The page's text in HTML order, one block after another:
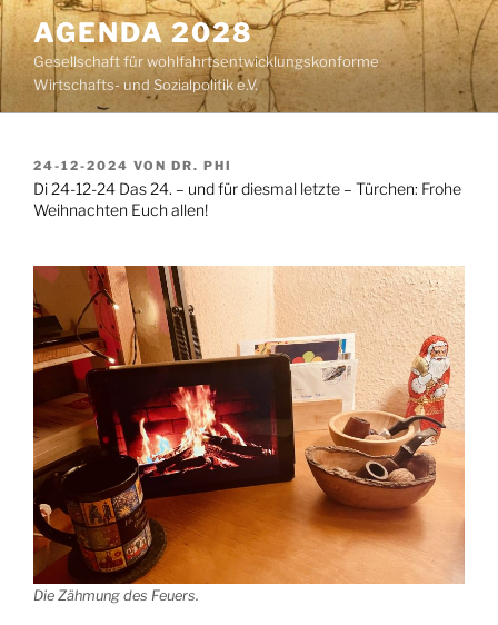
Zum
Inhalt
springen
AGENDA 2028
Gesellschaft für wohlfahrtsentwicklungskonforme
Wirtschafts- und Sozialpolitik e.V.
VERÖFFENTLICHT
AM
24-12-2024 VON DR. PHI
Di 24-12-24 Das 24. – und für diesmal letzte – Türchen: Frohe
Weihnachten Euch allen!
Die Zähmung des Feuers.